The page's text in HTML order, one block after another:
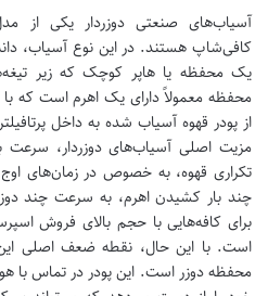
آسیاب‌های صنعتی دوزردار یکی از
کافی‌شاپ هستند. در این نوع آسیاب،
یک محفظه یا هاپر کوچک که زیر
محفظه معمولاً دارای یک اهرم است که
از پودر قهوه آسیاب شده به داخل
مزیت اصلی آسیاب‌های دوزردار، سرعت
تکراری قهوه، به خصوص در زمان‌های
چند بار کشیدن اهرم، به سرعت چند دوز
برای کافه‌هایی با حجم بالای فروش
است. با این حال، نقطه ضعف اصلی این
محفظه دوزر است. این پودر در تماس با